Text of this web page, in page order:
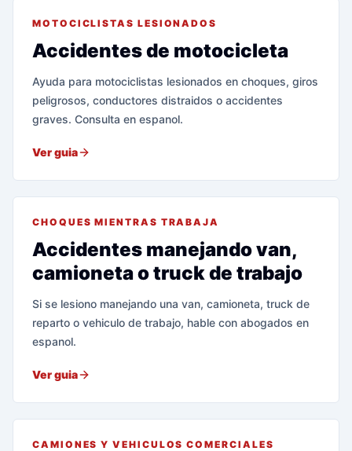
MOTOCICLISTAS LESIONADOS
Accidentes de motocicleta
Ayuda para motociclistas lesionados en choques, giros
peligrosos, conductores distraidos o accidentes
graves. Consulta en espanol.
Ver guia
CHOQUES MIENTRAS TRABAJA
Accidentes manejando van,
camioneta o truck de trabajo
Si se lesiono manejando una van, camioneta, truck de
reparto o vehiculo de trabajo, hable con abogados en
espanol.
Ver guia
CAMIONES Y VEHICULOS COMERCIALES